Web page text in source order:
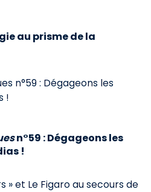
au prisme de la
n°59 : Dégageons les
!